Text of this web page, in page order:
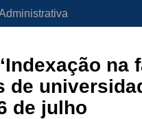
na
de
de julho